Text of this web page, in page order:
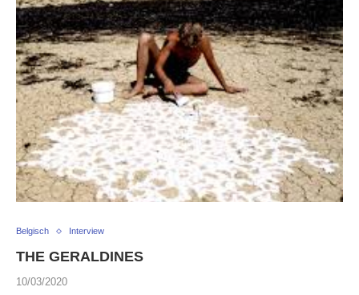
Belgisch Interview
THE GERALDINES
10/03/2020